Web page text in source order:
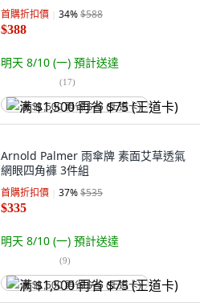
首購折扣價 34%$588
$388
明天 8/10 (一) 預計送達
(17)
满 $1,500 再省 $75 (王道卡)
Arnold Palmer 雨傘牌 素面艾草透氣
網眼四角褲 3件組
首購折扣價 37%$535
$335
明天 8/10 (一) 預計送達
(9)
满 $1,500 再省 $75 (王道卡)